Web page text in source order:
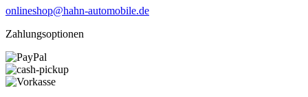
onlineshop@hahn-automobile.de
Zahlungsoptionen